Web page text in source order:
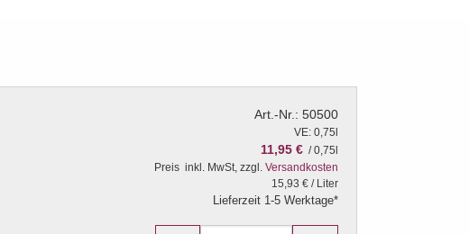
Art.-Nr.: 50500
VE: 0,75l
11,95 € / 0,75l
Preis inkl. MwSt, zzgl. Versandkosten
15,93 € / Liter
Lieferzeit 1-5 Werktage*